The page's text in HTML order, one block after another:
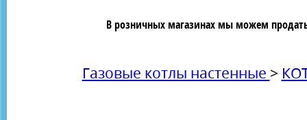
В розничных магазинах мы можем
Газовые котлы настенные >